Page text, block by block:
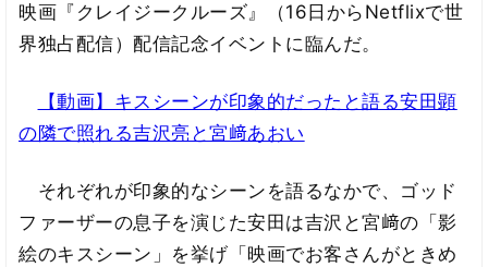
映画『クレイジークルーズ』（16日からNetflixで世
界独占配信）配信記念イベントに臨んだ。
【動画】キスシーンが印象的だったと語る安田顕
の隣で照れる吉沢亮と宮﨑あおい
それぞれが印象的なシーンを語るなかで、ゴッド
ファーザーの息子を演じた安田は吉沢と宮﨑の「影
絵のキスシーン」を挙げ「映画でお客さんがときめ